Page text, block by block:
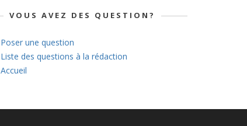
VOUS AVEZ DES QUESTION?
Poser une question
Liste des questions à la rédaction
Accueil